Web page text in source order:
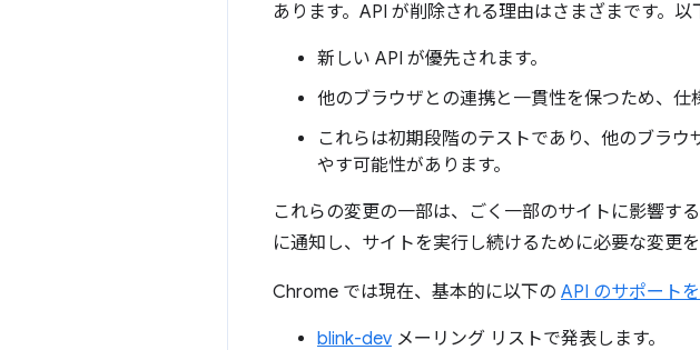
あります。API が削除される理由はさまざまです。以
新しい API が優先されます。
他のブラウザとの連携と一貫性を保つため、仕
これらは初期段階のテストであり、他のブラ
やす可能性があります。
これらの変更の一部は、ごく一部のサイトに影響す
に通知し、サイトを実行し続けるために必要な変更
Chrome では現在、基本的に以下の API のサポート
blink-dev メーリング リストで発表します。